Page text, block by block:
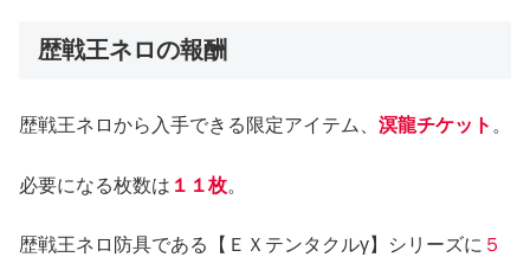
歴戦王ネロの報酬
歴戦王ネロから入手できる限定アイテム、 溟龍チケット 。
必要になる枚数は １１枚。
歴戦王ネロ防具である【ＥＸテンタクルγ】シリーズに ５